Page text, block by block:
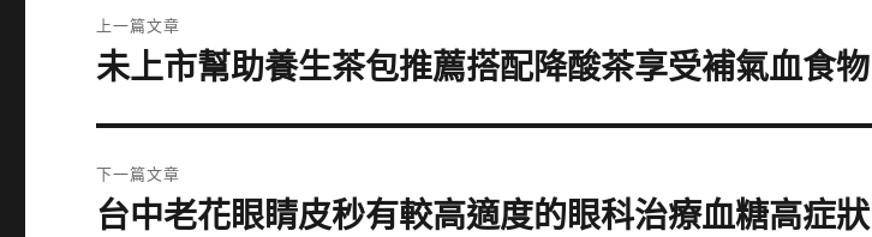
章
上一篇文章
上
篇
文
章:
未上市幫助養生茶包推薦搭配降酸茶享受補氣血食物
下一篇文章
下
台中老花眼睛皮秒有較高適度的眼科治療血糖高症狀